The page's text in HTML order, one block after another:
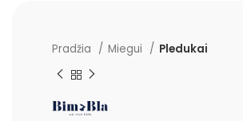
Pradžia Miegui Pledukai